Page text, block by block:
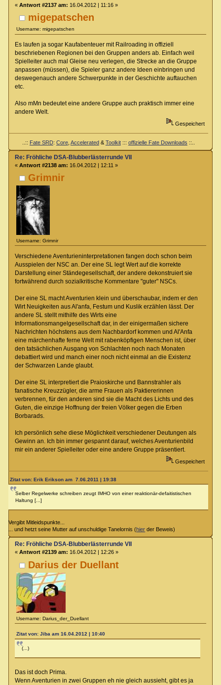
migepatschen
Username: migepatschen
« Antwort #2137 am: 16.04.2012 | 11:16 »
Es laufen ja sogar Kaufabenteuer mit Railroading in offiziell
beschriebenen Regionen bei den Gruppen anders ab. Einfach weil
Spielleiter auch mal Gleise neu verlegen, die Strecke an die Gruppe
anpassen (müssen), die Spieler ganz andere Ideen einbringen und
deswegenauch andere Schwerpunkte in der Geschichte auftauchen
etc.
Also mMn bedeutet eine andere Gruppe auch praktisch immer eine
andere Welt.
Gespeichert
..:: Fate SRD: Core, Accelerated& Toolkit::: offizielle Fate Downloads ::..
Grimnir
Username: Grimnir
Re: Fröhliche DSA-Blubberlästerrunde VII
« Antwort #2138 am: 16.04.2012 | 12:11 »
Verschiedene Aventurieninterpretationen fangen doch schon beim
Ausspielen der NSC an. Der eine SL legt Wert auf die korrekte
Darstellung einer Ständegesellschaft, der andere dekonstruiert sie
fortwährend durch sozialkritische Kommentare "guter" NSCs.
Der eine SL macht Aventurien klein und überschaubar, indem er den
Wirt Neuigkeiten aus Al'anfa, Festum und Kuslik erzählen lässt. Der
andere SL stellt mithilfe des Wirts eine
Informationsmangelgesellschaft dar, in der einigermaßen sichere
Nachrichten höchstens aus dem Nachbardorf kommen und Al'Anfa
eine märchenhafte ferne Welt mit rabenköpfigen Menschen ist, über
den tatsächlichen Ausgang von Schlachten noch nach Monaten
debattiert wird und manch einer noch nicht einmal an die Existenz
der Schwarzen Lande glaubt.
Der eine SL interpretiert die Praioskirche und Bannstrahler als
fanatische Kreuzzügler, die arme Frauen als Paktiererinnen
verbrennen, für den anderen sind sie die Macht des Lichts und des
Guten, die einzige Hoffnung der freien Völker gegen die Erben
Borbarads.
Ich persönlich sehe diese Möglichkeit verschiedener Deutungen als
Gewinn an. Ich bin immer gespannt darauf, welches Aventurienbild
mir ein anderer Spielleiter oder eine andere Gruppe präsentiert.
Gespeichert
Zitat von: Erik Erikson am 7.06.2011 | 19:38
Selber Regelwerke schreiben zeugt IMHO von einer reaktionär-defaitistischen
Haltung [...]
Vergibt Mitleidspunkte...
... und hetzt seine Mutter auf unschuldige Tanelornis (hier der Beweis)
Darius der Duellant
Username: Darius_der_Duellant
Re: Fröhliche DSA-Blubberlästerrunde VII
« Antwort #2139 am: 16.04.2012 | 12:26 »
Zitat von: Jiba am 16.04.2012 | 10:40
(...)
Das ist doch Prima.
Wenn Aventurien in zwei Gruppen eh nie gleich aussieht, gibt es ja